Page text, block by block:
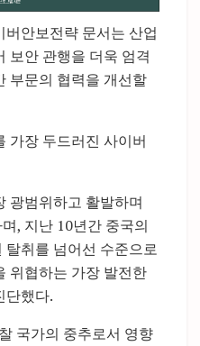
안보전략 문서는 산업
보안 관행을 더욱 엄격
부문의 협력을 개선할
가장 두드러진 사이버
광범위하고 활발하며
, 지난 10년간 중국의
취를 넘어선 수준으로
위협하는 가장 발전한
단했다.
국가의 중추로서 영향